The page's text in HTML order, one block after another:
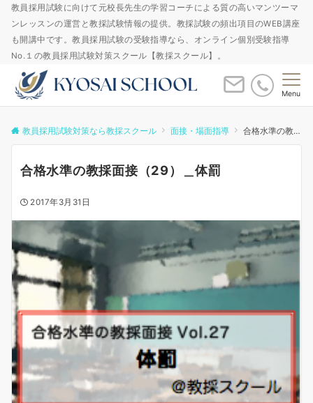
教員採用試験に向けて元校長先生の学習コーチによる質の高いマンツーマ
ンレッスンの運営と教採試験情報の提供。教採試験の頻出項目のWEB講座
も開講中です。教員採用試験の受験指導なら、オンライン個別受験指導
No.１の教員採用試験対策スクール【教採スクール】。
Menu
教員採用試験対策なら教採スクール 面接・場面指導 合格水準の教採面接（29）＿体罰
合格水準の教採面接（29）＿体罰
2017年3月31日